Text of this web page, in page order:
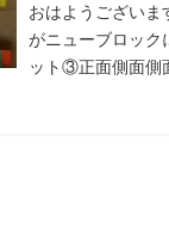
おはようございま
がニューブロック
ット③正面側面側